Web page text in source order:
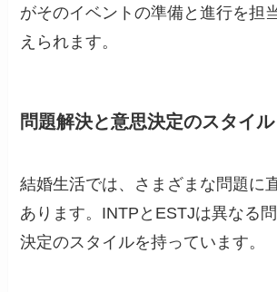
がそのイベントの準備と進行を担
えられます。
問題解決と意思決定のスタイル
結婚生活では、さまざまな問題に
あります。INTPとESTJは異なる
決定のスタイルを持っています。